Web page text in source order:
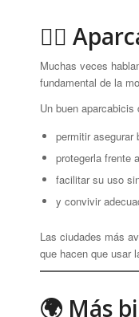
🚴‍♀️
Muchas veces
fundamental de la
Un buen aparcabicis
permitir asegurar
protegerla frente
facilitar su uso
y convivir
Las ciudades más
que hacen que usar
🌍 Más